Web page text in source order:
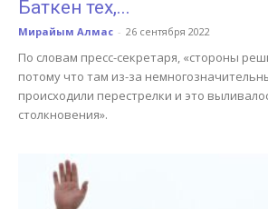
Баткен тех,...
Мирайым Алмас - 26 сентября 2022
По словам пресс-секретаря, «стороны
потому что там из-за
происходили перестрелки и это
столкновения».